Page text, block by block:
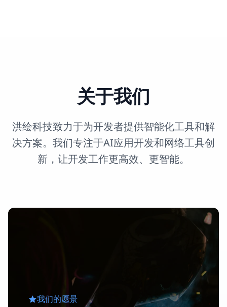
关于我们
洪绘科技致力于为开发者提供智能化工具和解
决方案。我们专注于AI应用开发和网络工具创
新，让开发工作更高效、更智能。
我们的愿景